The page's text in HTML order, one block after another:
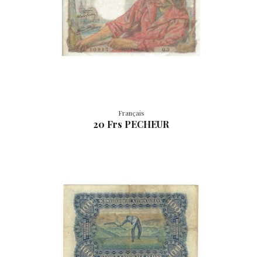
Français
20 Frs PECHEUR